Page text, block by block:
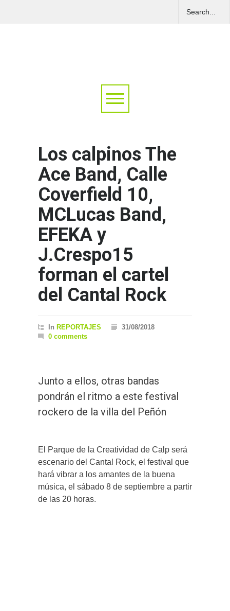
Los calpinos The
Ace Band, Calle
Coverfield 10,
MCLucas Band,
EFEKA y
J.Crespo15
forman el cartel
del Cantal Rock
In REPORTAJES
31/08/2018
0 comments
Junto a ellos, otras bandas
pondrán el ritmo a este festival
rockero de la villa del Peñón
El Parque de la Creatividad de Calp será
escenario del Cantal Rock, el festival que
hará vibrar a los amantes de la buena
música, el sábado 8 de septiembre a partir
de las 20 horas.